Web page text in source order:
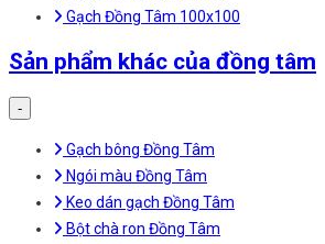
Gạch Đồng Tâm 100x100
Sản phẩm khác của đồng tâm
-
Gạch bông Đồng Tâm
Ngói màu Đồng Tâm
Keo dán gạch Đồng Tâm
Bột chà ron Đồng Tâm